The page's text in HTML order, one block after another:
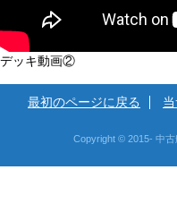
デッキ動画②
最初のページに戻る
Copyright © 2015- 中古